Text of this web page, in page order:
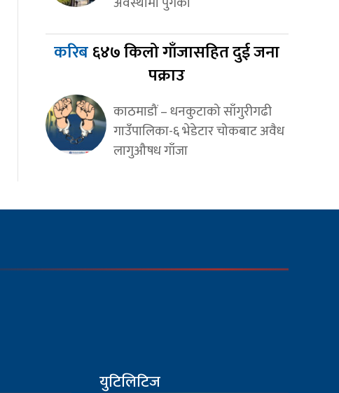
करिब६४७ किलो गाँजासहित दुई जना
पक्राउ
काठमाडौं – धनकुटाको साँगुरीगढी
गाउँपालिका-६ भेडेटार चोकबाट अवैध
लागुऔषध गाँजा
युटिलिटिज